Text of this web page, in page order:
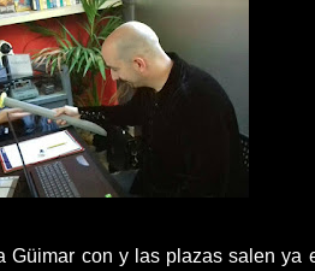
Güimar con y las plazas salen ya